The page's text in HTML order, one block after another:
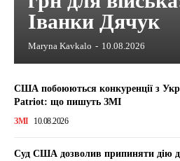
Іванки Дячук
Maryna Kavkalo - 10.08.2026
США побоюються конкуренції з
Patriot: що пишуть ЗМІ
ЗМІ 10.08.2026
Суд США дозволив припиняти дію